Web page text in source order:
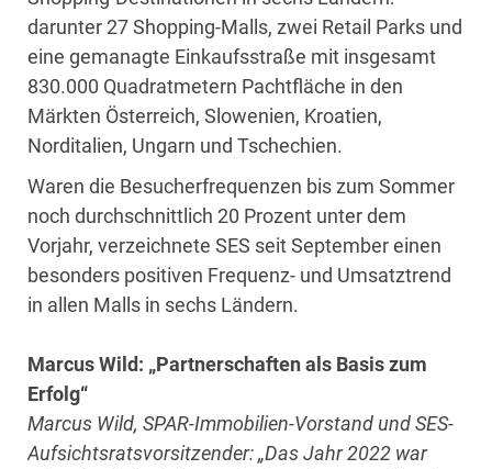
darunter 27 Shopping-Malls, zwei Retail Parks und
eine gemanagte Einkaufsstraße mit insgesamt
830.000 Quadratmetern Pachtfläche in den
Märkten Österreich, Slowenien, Kroatien,
Norditalien, Ungarn und Tschechien.
Waren die Besucherfrequenzen bis zum Sommer
noch durchschnittlich 20 Prozent unter dem
Vorjahr, verzeichnete SES seit September einen
besonders positiven Frequenz- und Umsatztrend
in allen Malls in sechs Ländern.
Marcus Wild: „Partnerschaften als Basis zum
Erfolg“
Marcus Wild, SPAR-Immobilien-Vorstand und SES-
Aufsichtsratsvorsitzender: „Das Jahr 2022 war